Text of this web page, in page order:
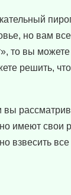
но вам
то вы можете
решить, что
вы
имеют свои
взвесить